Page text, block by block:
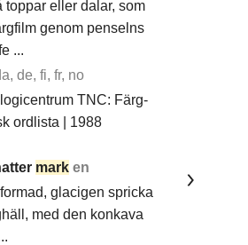
toppar eller dalar, som
genom penselns
...
de, fi, fr, no
TNC: Färg-
ordlista | 1988
mark en
glacigen spricka
med den konkava